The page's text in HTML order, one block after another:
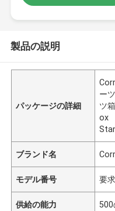
製品の説明
パッケージの詳細
ー
ツ
ox
ブランド名
モデル番号 要
供給の能力 500